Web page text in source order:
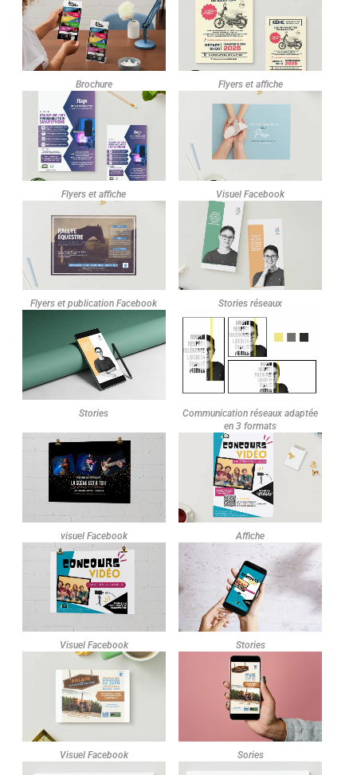
Brochure Flyers et affiche
Flyers et affiche Visuel Facebook
Flyers et publication Facebook Stories réseaux
Stories
Communication réseaux adaptée
en 3 formats
visuel Facebook Affiche
Visuel Facebook Stories
Visuel Facebook Sories